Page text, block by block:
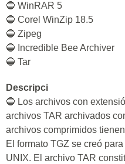
🔵 WinRAR 5
🔵 Corel WinZip 18.5
🔵 Zipeg
🔵 Incredible Bee Archiver
🔵 Tar
Descripci
🔵 Los archivos con
archivos TAR archivados
archivos comprimidos
El formato TGZ se creó
UNIX. El archivo TAR